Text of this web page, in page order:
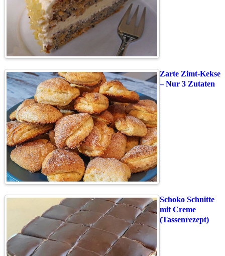
Zarte Zimt-Kekse
– Nur 3 Zutaten
Schoko Schnitte
mit Creme
(Tassenrezept)